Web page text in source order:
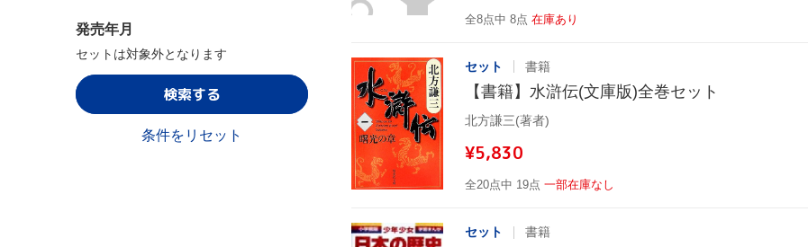
全8点中 8点 在庫あり
セット 書籍
【書籍】水滸伝(文庫版)全巻セット
北方謙三(著者)
¥5,830
全20点中 19点 一部在庫なし
セット 書籍
発売年月
セットは対象外となります
検索する
条件をリセット